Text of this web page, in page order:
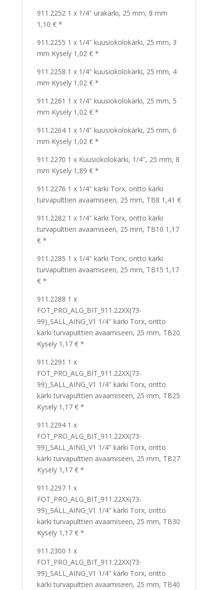
911.2252 1 x 1/4″ urakärki, 25 mm, 8 mm
1,10 € *
911.2255 1 x 1/4″ kuusiokolokärki, 25 mm, 3
mm Kysely 1,02 € *
911.2258 1 x 1/4″ kuusiokolokärki, 25 mm, 4
mm Kysely 1,02 € *
911.2261 1 x 1/4″ kuusiokolokärki, 25 mm, 5
mm Kysely 1,02 € *
911.2264 1 x 1/4″ kuusiokolokärki, 25 mm, 6
mm Kysely 1,02 € *
911.2270 1 x Kuusiokolokärki, 1/4″, 25 mm, 8
mm Kysely 1,89 € *
911.2276 1 x 1/4″ kärki Torx, ontto kärki
turvapulttien avaamiseen, 25 mm, TB8 1,41 €
911.2282 1 x 1/4″ kärki Torx, ontto kärki
turvapulttien avaamiseen, 25 mm, TB10 1,17
€ *
911.2285 1 x 1/4″ kärki Torx, ontto kärki
turvapulttien avaamiseen, 25 mm, TB15 1,17
€ *
911.2288 1 x
FOT_PRO_ALG_BIT_911.22XX(73-
99)_SALL_AING_V1 1/4″ kärki Torx, ontto
kärki turvapulttien avaamiseen, 25 mm, TB20
Kysely 1,17 € *
911.2291 1 x
FOT_PRO_ALG_BIT_911.22XX(73-
99)_SALL_AING_V1 1/4″ kärki Torx, ontto
kärki turvapulttien avaamiseen, 25 mm, TB25
Kysely 1,17 € *
911.2294 1 x
FOT_PRO_ALG_BIT_911.22XX(73-
99)_SALL_AING_V1 1/4″ kärki Torx, ontto
kärki turvapulttien avaamiseen, 25 mm, TB27
Kysely 1,17 € *
911.2297 1 x
FOT_PRO_ALG_BIT_911.22XX(73-
99)_SALL_AING_V1 1/4″ kärki Torx, ontto
kärki turvapulttien avaamiseen, 25 mm, TB30
Kysely 1,17 € *
911.2300 1 x
FOT_PRO_ALG_BIT_911.22XX(73-
99)_SALL_AING_V1 1/4″ kärki Torx, ontto
kärki turvapulttien avaamiseen, 25 mm, TB40